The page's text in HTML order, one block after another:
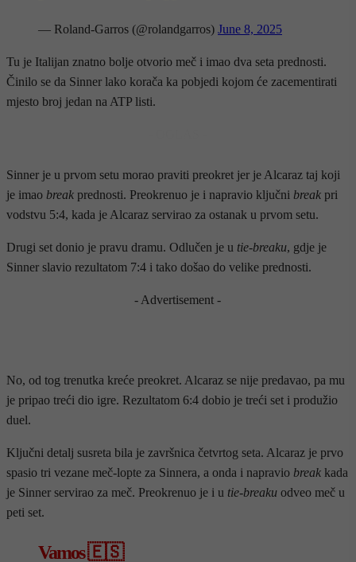
— Roland-Garros (@rolandgarros) June 8, 2025
Tu je Italijan znatno bolje otvorio meč i imao dva seta prednosti.
Činilo se da Sinner lako korača ka pobjedi kojom će zacementirati
mjesto broj jedan na ATP listi.
Sinner je u prvom setu morao praviti preokret jer je Alcaraz taj koji
je imao break prednosti. Preokrenuo je i napravio ključni break pri
vodstvu 5:4, kada je Alcaraz servirao za ostanak u prvom setu.
Drugi set donio je pravu dramu. Odlučen je u tie-breaku, gdje je
Sinner slavio rezultatom 7:4 i tako došao do velike prednosti.
- Advertisement -
No, od tog trenutka kreće preokret. Alcaraz se nije predavao, pa mu
je pripao treći dio igre. Rezultatom 6:4 dobio je treći set i produžio
duel.
Ključni detalj susreta bila je završnica četvrtog seta. Alcaraz je prvo
spasio tri vezane meč-lopte za Sinnera, a onda i napravio break kada
je Sinner servirao za meč. Preokrenuo je i u tie-breaku odveo meč u
peti set.
Vamos 🇪🇸